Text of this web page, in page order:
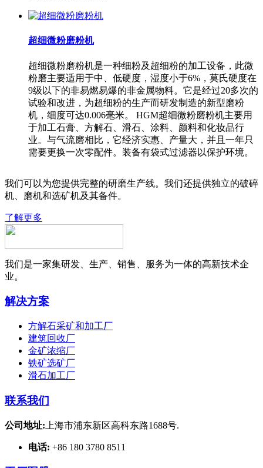
超细微粉磨粉机
超细微粉磨粉机是一种细粉及超细粉的加工设备，此微
粉磨主要适用于中、低硬度，湿度小于6%，莫氏硬度在
9级以下的非易燃易爆的非金属物料。它是经过20多次的
试验和改进，为超细粉的生产而研发制造的新型磨粉
机，细度可达0.006毫米。 HGM超细微粉磨粉机主要用
于加工石膏、方解石、滑石、涂料、颜料和化妆品行
业。与气流磨相比，它经济实惠、产量大，并且一年只
需要更换一次零配件。装备有袋式过滤器以保护环境。
我们可以为您提供完整的研磨生产线。我们还提供独立的破碎
机、磨机和选矿机及其备件。
了解更多
我们是一家集研发、生产、销售、服务为一体的高新技术企
业。
解决方案
方解石采矿和加工厂
建筑回收厂
金矿浓缩厂
铁矿选矿厂
滑石加工厂
联系我们
公司地址: 上海市浦东新区高科东路1688号.
电话: +86 180 3780 8511